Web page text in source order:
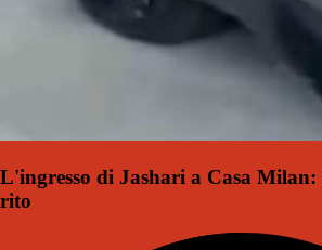
L'ingresso di Jashari a Casa
rito